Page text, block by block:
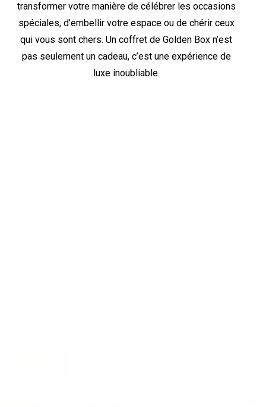
transformer votre manière de célébrer les occasions
spéciales, d’embellir votre espace ou de chérir ceux
qui vous sont chers. Un coffret de Golden Box n’est
pas seulement un cadeau, c’est une expérience de
luxe inoubliable.